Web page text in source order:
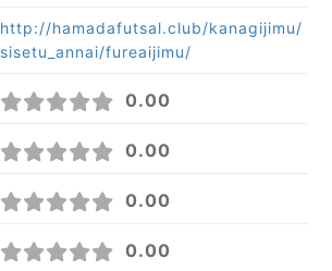
http://hamadafutsal.club/kanagijimu/
sisetu_annai/fureaijimu/
0.00
0.00
0.00
0.00